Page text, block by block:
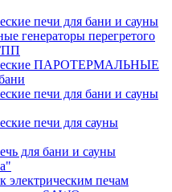
печи для бани и сауны
генераторы перегретого
ПАРОТЕРМАЛЬНЫЕ
печи для бани и сауны
печи для сауны
для бани и сауны
электрическим печам